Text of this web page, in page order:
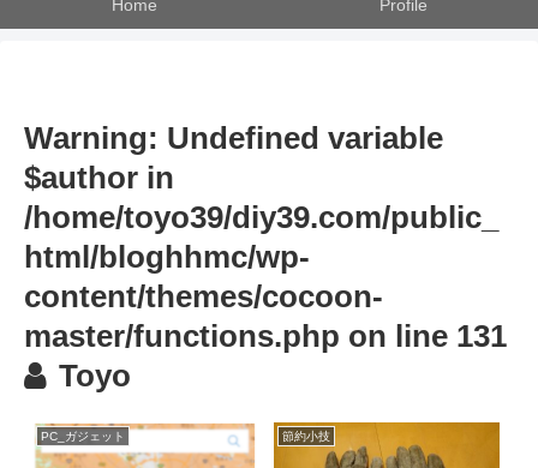
Home Profile
Warning: Undefined variable
$author in
/home/toyo39/diy39.com/public_
html/bloghhmc/wp-
content/themes/cocoon-
master/functions.php on line 131
Toyo
PC_ガジェット 節約小技